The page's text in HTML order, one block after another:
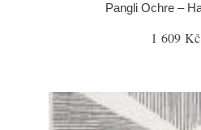
Pangli Ochre –
1 609 Kč